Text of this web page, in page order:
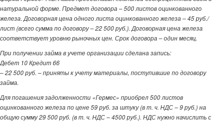
натуральной форме. Предмет договора – 500 листов оцинкованного
железа. Договорная цена одного листа оцинкованного железа – 45 руб./
лист (всего сумма по договору – 22 500 руб.). Договорная цена железа
соответствует уровню рыночных цен. Срок договора – один месяц.
При получении займа в учете организации сделана запись:
Дебет 10 Кредит 66
– 22 500 руб. – приняты к учету материалы, поступившие по договору
займа.
Для погашения задолженности «Гермес» приобрел 500 листов
оцинкованного железа по цене 59 руб. за штуку (в т. ч. НДС – 9 руб.) на
общую сумму 29 500 руб. (в т. ч. НДС – 4500 руб.). НДС нужно начислить с